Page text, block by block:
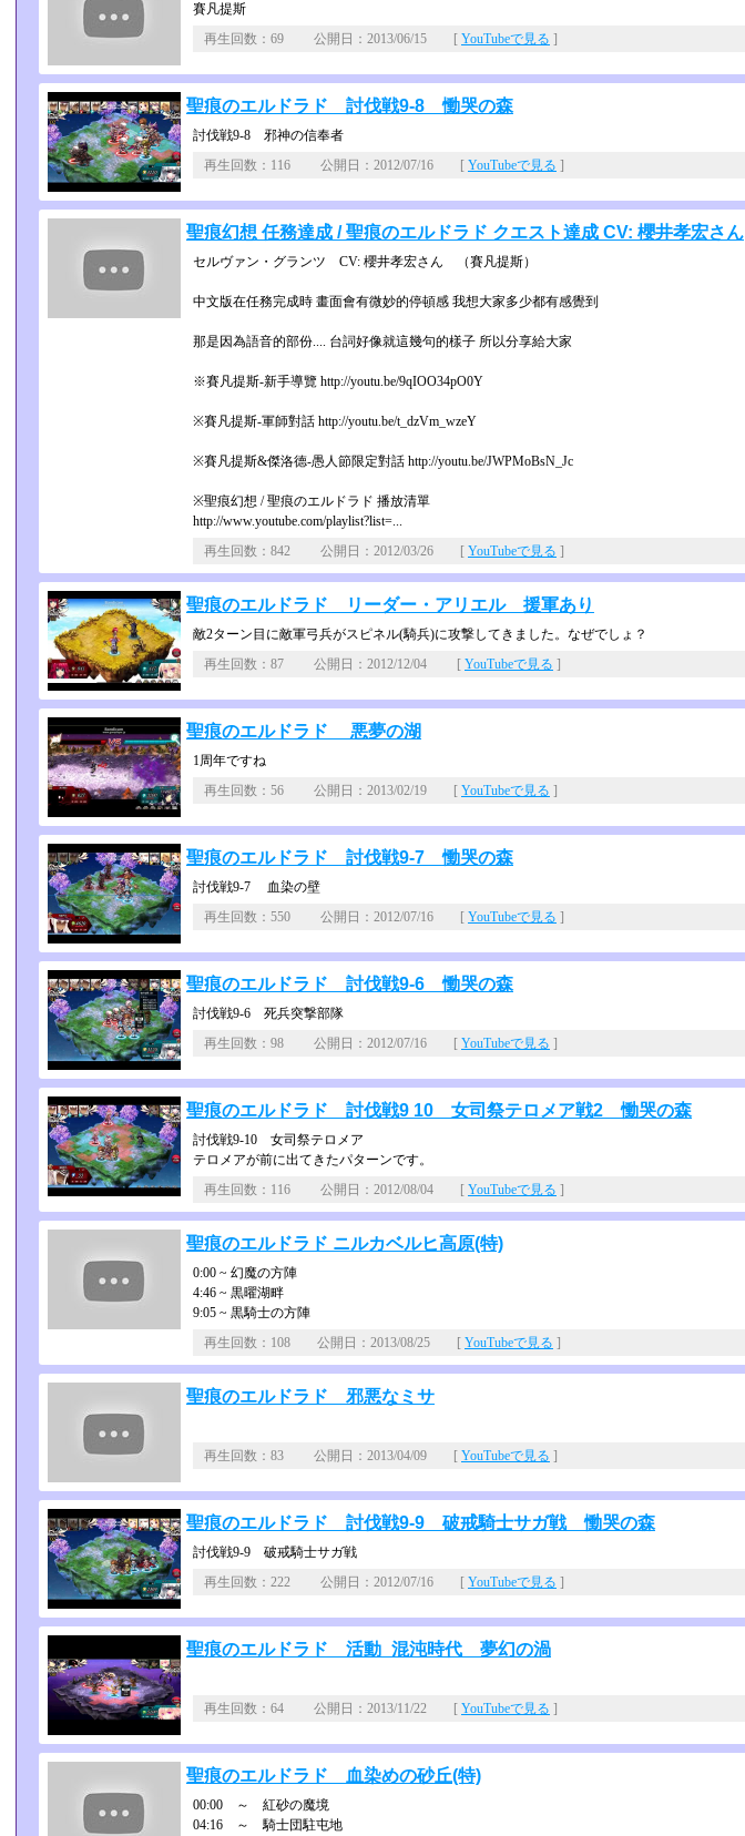
賽凡提斯
再生回数：69 公開日：2013/06/15 [ YouTubeで見る ]
聖痕のエルドラド 討伐戦9-8 慟哭の森
討伐戦9-8 邪神の信奉者
再生回数：116 公開日：2012/07/16 [ YouTubeで見る ]
聖痕幻想 任務達成 / 聖痕のエルドラド クエスト達成 CV: 櫻井孝宏さん
セルヴァン・グランツ CV: 櫻井孝宏さん （賽凡提斯）
中文版在任務完成時 畫面會有微妙的停頓感 我想大家多少都有感覺到
那是因為語音的部份.... 台詞好像就這幾句的樣子 所以分享給大家
※賽凡提斯-新手導覽 http://youtu.be/9qIOO34pO0Y
※賽凡提斯-軍師對話 http://youtu.be/t_dzVm_wzeY
※賽凡提斯&傑洛德-愚人節限定對話 http://youtu.be/JWPMoBsN_Jc
※聖痕幻想 / 聖痕のエルドラド 播放清單
http://www.youtube.com/playlist?list=...
再生回数：842 公開日：2012/03/26 [ YouTubeで見る ]
聖痕のエルドラド リーダー・アリエル 援軍あり
敵2ターン目に敵軍弓兵がスピネル(騎兵)に攻撃してきました。なぜでしょ？
再生回数：87 公開日：2012/12/04 [ YouTubeで見る ]
聖痕のエルドラド 悪夢の湖
1周年ですね
再生回数：56 公開日：2013/02/19 [ YouTubeで見る ]
聖痕のエルドラド 討伐戦9-7 慟哭の森
討伐戦9-7 血染の壁
再生回数：550 公開日：2012/07/16 [ YouTubeで見る ]
聖痕のエルドラド 討伐戦9-6 慟哭の森
討伐戦9-6 死兵突撃部隊
再生回数：98 公開日：2012/07/16 [ YouTubeで見る ]
聖痕のエルドラド 討伐戦9 10 女司祭テロメア戦2 慟哭の森
討伐戦9-10 女司祭テロメア
テロメアが前に出てきたパターンです。
再生回数：116 公開日：2012/08/04 [ YouTubeで見る ]
聖痕のエルドラド ニルカベルヒ高原(特)
0:00 ~ 幻魔の方陣
4:46 ~ 黒曜湖畔
9:05 ~ 黒騎士の方陣
再生回数：108 公開日：2013/08/25 [ YouTubeで見る ]
聖痕のエルドラド 邪悪なミサ
再生回数：83 公開日：2013/04/09 [ YouTubeで見る ]
聖痕のエルドラド 討伐戦9-9 破戒騎士サガ戦 慟哭の森
討伐戦9-9 破戒騎士サガ戦
再生回数：222 公開日：2012/07/16 [ YouTubeで見る ]
聖痕のエルドラド 活動_混沌時代 夢幻の渦
再生回数：64 公開日：2013/11/22 [ YouTubeで見る ]
聖痕のエルドラド 血染めの砂丘(特)
00:00 ～ 紅砂の魔境
04:16 ～ 騎士団駐屯地